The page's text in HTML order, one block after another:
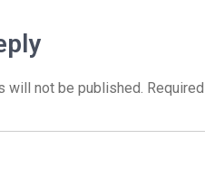
will not be published.